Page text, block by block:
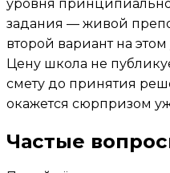
уровня
задания — живой
второй вариант на
Цену школа не
смету до принятия
окажется сюрпризом
Частые